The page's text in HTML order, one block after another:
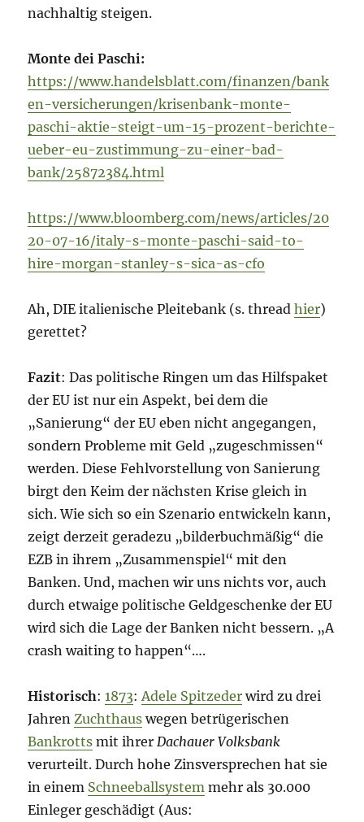
nachhaltig steigen.
Monte dei Paschi:
https://www.handelsblatt.com/finanzen/bank
en-versicherungen/krisenbank-monte-
paschi-aktie-steigt-um-15-prozent-berichte-
ueber-eu-zustimmung-zu-einer-bad-
bank/25872384.html
https://www.bloomberg.com/news/articles/20
20-07-16/italy-s-monte-paschi-said-to-
hire-morgan-stanley-s-sica-as-cfo
Ah, DIE italienische Pleitebank (s. threadhier)
gerettet?
Fazit: Das politische Ringen um das Hilfspaket
der EU ist nur ein Aspekt, bei dem die
„Sanierung“ der EU eben nicht angegangen,
sondern Probleme mit Geld „zugeschmissen“
werden. Diese Fehlvorstellung von Sanierung
birgt den Keim der nächsten Krise gleich in
sich. Wie sich so ein Szenario entwickeln kann,
zeigt derzeit geradezu „bilderbuchmäßig“ die
EZB in ihrem „Zusammenspiel“ mit den
Banken. Und, machen wir uns nichts vor, auch
durch etwaige politische Geldgeschenke der EU
wird sich die Lage der Banken nicht bessern. „A
crash waiting to happen“….
Historisch:1873:Adele Spitzeder wird zu drei
JahrenZuchthaus wegen betrügerischen
Bankrotts mit ihrerDachauer Volksbank
verurteilt. Durch hohe Zinsversprechen hat sie
in einem Schneeballsystem mehr als 30.000
Einleger geschädigt (Aus: